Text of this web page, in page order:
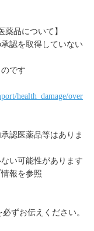
薬品について】
認を取得していない
です
health_damage/over
認医薬品等はありま
い可能性があります
報を参照
ずお伝えください。